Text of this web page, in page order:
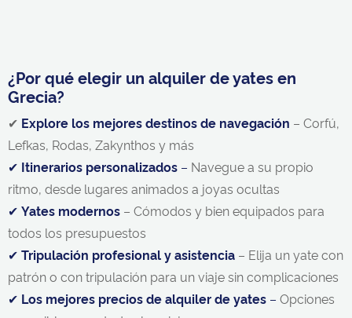
¿Por qué elegir un alquiler de yates en
Grecia?
✔ Explore los mejores destinos de navegación – Corfú,
Lefkas, Rodas, Zakynthos y más
✔ Itinerarios personalizados – Navegue a su propio
ritmo, desde lugares animados a joyas ocultas
✔ Yates modernos – Cómodos y bien equipados para
todos los presupuestos
✔ Tripulación profesional y asistencia – Elija un yate con
patrón o con tripulación para un viaje sin complicaciones
✔ Los mejores precios de alquiler de yates – Opciones